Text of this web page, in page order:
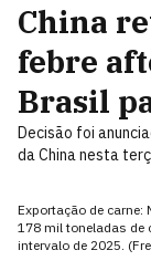
China
febre
Brasil
Decisão foi
da China nesta
Exportação de carne:
178 mil toneladas de
intervalo de 2025.